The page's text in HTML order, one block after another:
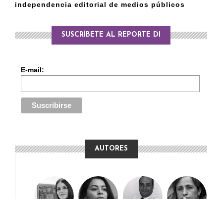
independencia editorial de medios públicos
SUSCRÍBETE AL REPORTE DI
E-mail:
AUTORES